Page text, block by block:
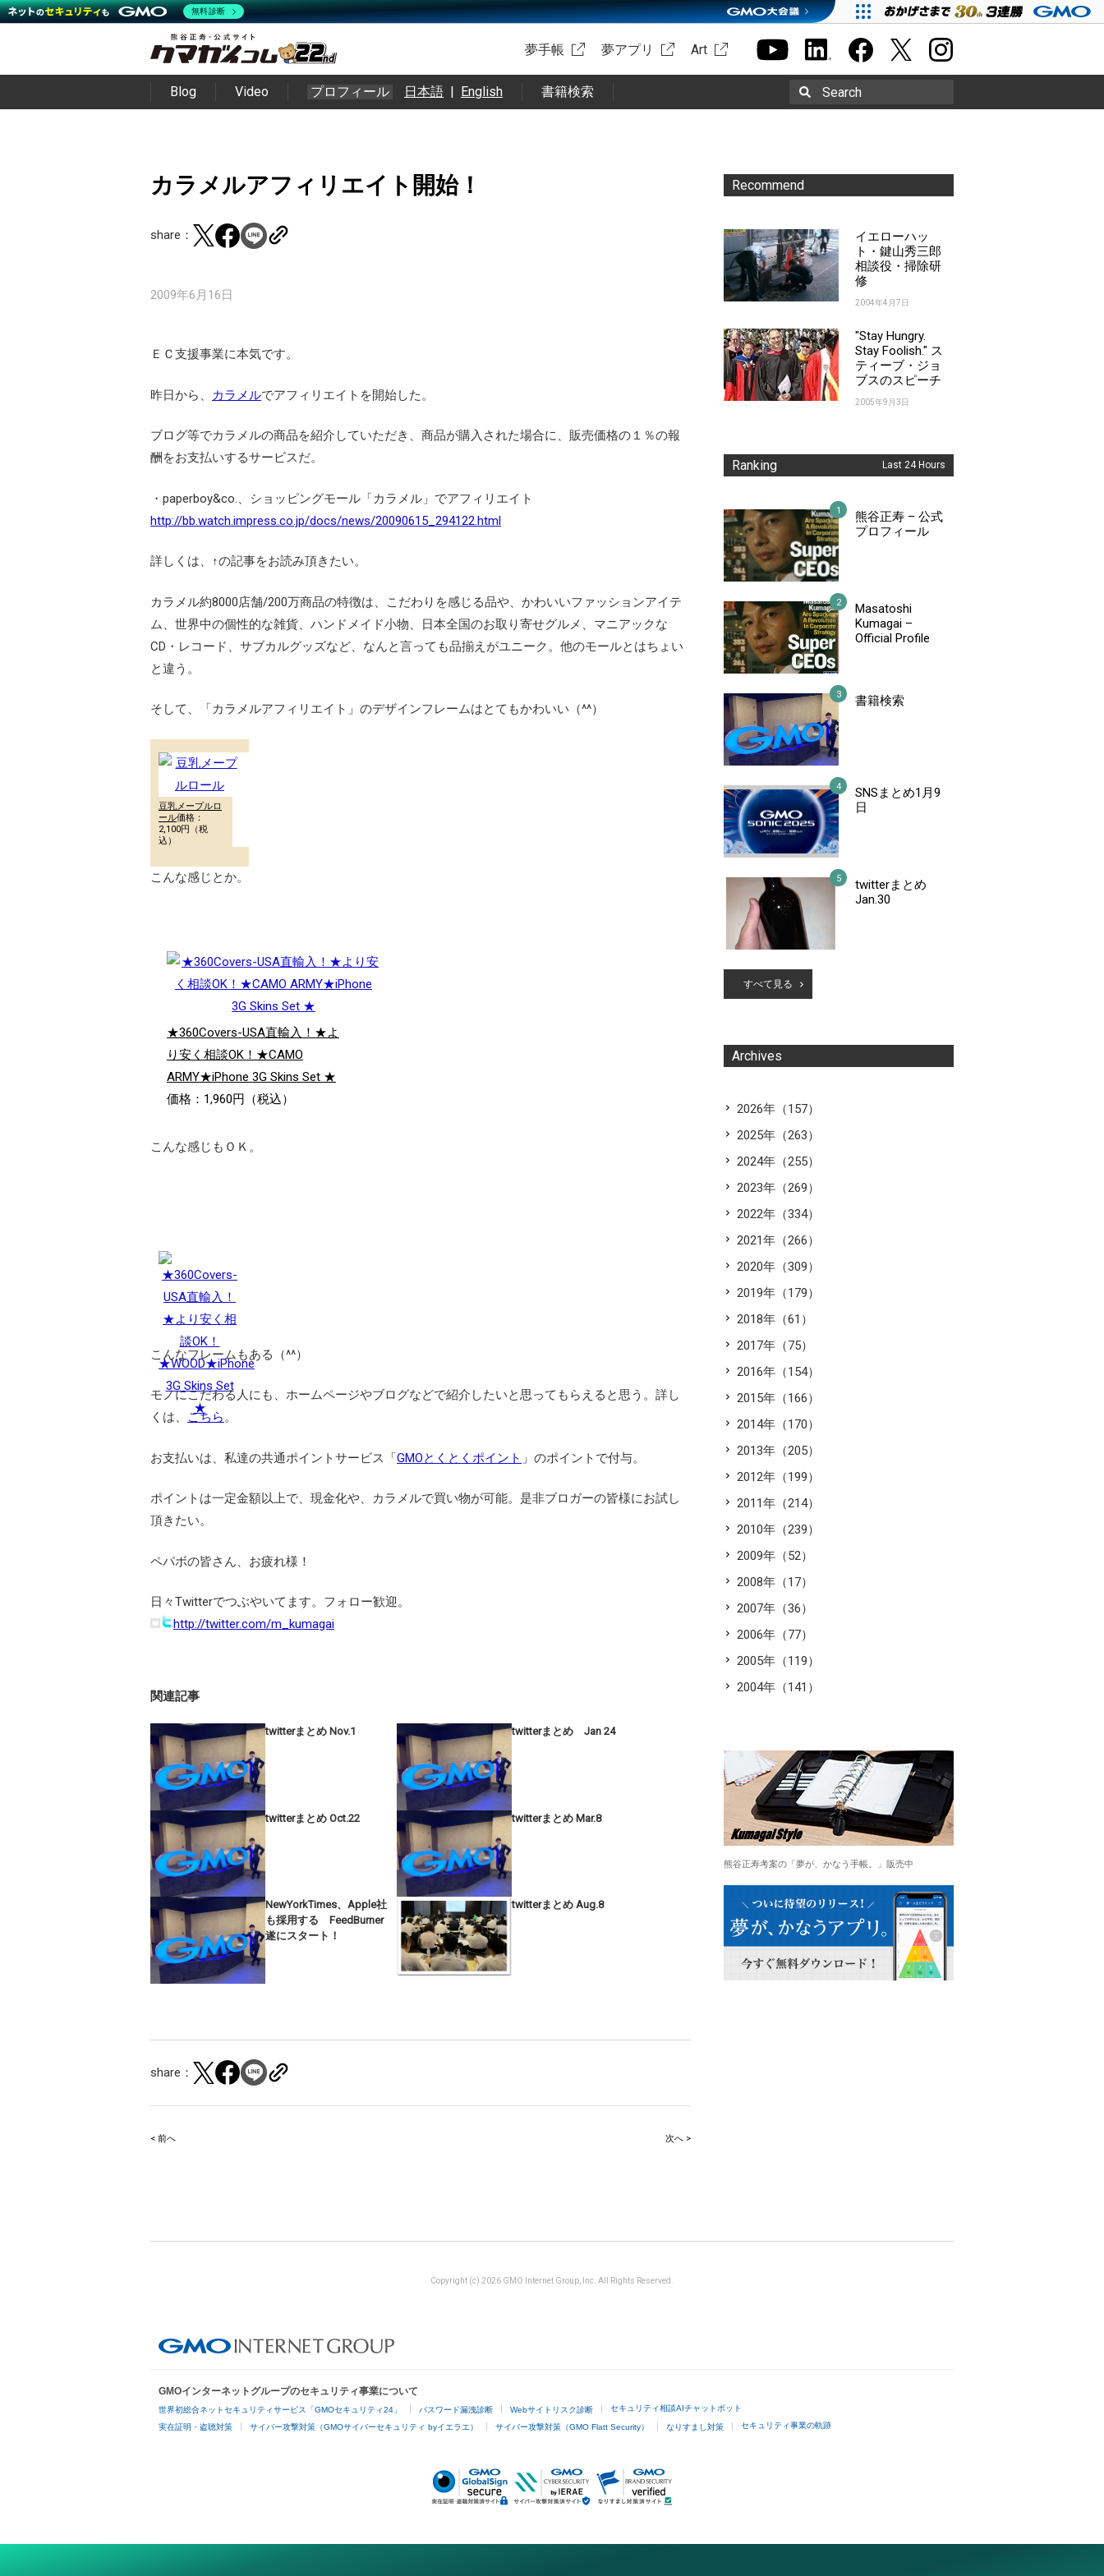
夢手帳 夢アプリ Art
Blog Video プロフィール 日本語 | English 書籍検索 Search
カラメルアフィリエイト開始！
share：
2009年6月16日
ＥＣ支援事業に本気です。
昨日から、 カラメルでアフィリエイトを開始した。
ブログ等でカラメルの商品を紹介していただき、商品が購入された場合に、販売価格の１％の報
酬をお支払いするサービスだ。
・paperboy&co.、ショッピングモール「カラメル」でアフィリエイト
http://bb.watch.impress.co.jp/docs/news/20090615_294122.html
詳しくは、↑の記事をお読み頂きたい。
カラメル約8000店舗/200万商品の特徴は、こだわりを感じる品や、かわいいファッションアイテ
ム、世界中の個性的な雑貨、ハンドメイド小物、日本全国のお取り寄せグルメ、マニアックな
CD・レコード、サブカルグッズなど、なんと言っても品揃えがユニーク。他のモールとはちょい
と違う。
そして、「カラメルアフィリエイト」のデザインフレームはとてもかわいい（^^）
豆乳メープルロ
ール価格：
2,100円（税
込）
こんな感じとか。
★360Covers-USA直輸入！★よ
り安く相談OK！★CAMO
ARMY★iPhone 3G Skins Set ★
価格：1,960円（税込）
こんな感じもＯＫ。
こんなフレームもある（^^）
モノにこだわる人にも、ホームページやブログなどで紹介したいと思ってもらえると思う。詳し
くは、
こちら。
お支払いは、私達の共通ポイントサービス「GMOとくとくポイント 」のポイントで付与。
ポイントは一定金額以上で、現金化や、カラメルで買い物が可能。是非ブロガーの皆様にお試し
頂きたい。
ペパボの皆さん、お疲れ様！
日々Twitterでつぶやいてます。フォロー歓迎。
http://twitter.com/m_kumagai
関連記事
twitterまとめ Nov.1 twitterまとめ Jan 24
twitterまとめ Oct.22 twitterまとめ Mar.8
NewYorkTimes、Apple社
も採用する FeedBurner
遂にスタート！
twitterまとめ Aug.8
share：
Post
< 前へ 次へ >
Recommend
イエローハッ
ト・鍵山秀三郎
相談役・掃除研
修
2004年4月7日
"Stay Hungry.
Stay Foolish." ス
ティーブ・ジョ
ブスのスピーチ
2005年9月3日
Ranking Last 24 Hours
熊谷正寿 – 公式
プロフィール
Masatoshi
Kumagai –
Official Profile
書籍検索
SNSまとめ1月9
日
twitterまとめ
Jan.30
すべて見る
Archives
2026年（157）
2025年（263）
2024年（255）
2023年（269）
2022年（334）
2021年（266）
2020年（309）
2019年（179）
2018年（61）
2017年（75）
2016年（154）
2015年（166）
2014年（170）
2013年（205）
2012年（199）
2011年（214）
2010年（239）
2009年（52）
2008年（17）
2007年（36）
2006年（77）
2005年（119）
2004年（141）
熊谷正寿考案の「夢が、かなう手帳。」販売中
Copyright (c) 2026 GMO Internet Group, Inc. All Rights Reserved.
GMOインターネットグループのセキュリティ事業について
世界初総合ネットセキュリティサービス「GMOセキュリティ24」 パスワード漏洩診断 Webサイトリスク診断 セキュリティ相談AIチャットボット
実在証明・盗聴対策 サイバー攻撃対策（GMOサイバーセキュリティ byイエラエ） サイバー攻撃対策（GMO Flatt Security） なりすまし対策 セキュリティ事業の軌跡
無料診断